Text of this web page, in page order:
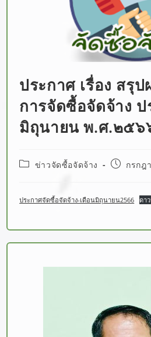
ประกาศ เรื่อง สรุ
การจัดซื้อจัดจ้าง ป
มิถุนายน พ.ศ.๒๕๖
ข่าวจัดซื้อจัดจ้าง กรกฎ
ประกาศจัดซื้อจัดจ้าง-เดือนมิถุนายน2566 ดา